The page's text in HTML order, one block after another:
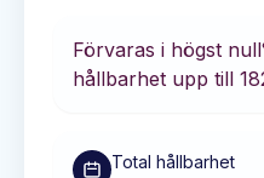
Förvaras i högst
hållbarhet upp till
Total hållbarhet